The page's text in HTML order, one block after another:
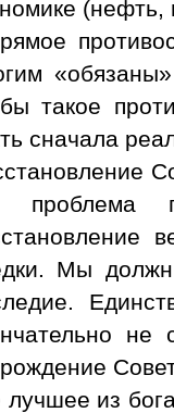
(нефть,
такое
сначала
проблема
Мы
не
лучшее из